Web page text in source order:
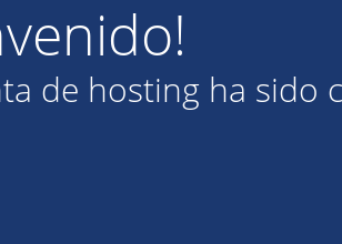
de hosting ha sido